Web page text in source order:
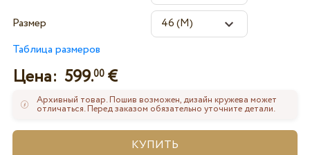
Размер
Таблица размеров
Цена: 599.00€
Архивный товар. Пошив возможен, дизайн кружева может
отличаться. Перед заказом обязательно уточните детали.